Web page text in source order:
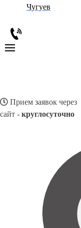
Чугуев
Прием заявок через
сайт - круглосуточно